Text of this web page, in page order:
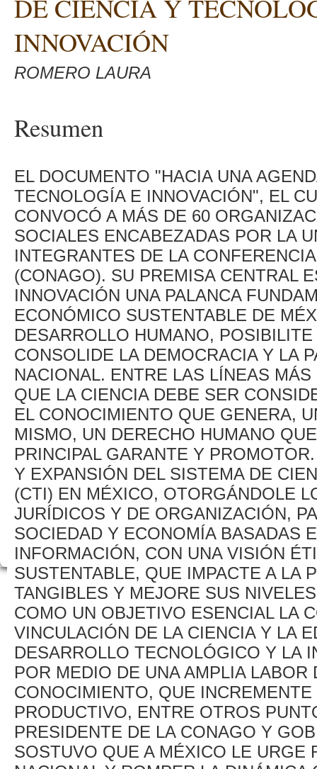
DE CIENCIA Y
INNOVACIÓN
ROMERO LAURA
Resumen
EL DOCUMENTO "HACIA UNA
TECNOLOGÍA E INNOVACIÓN", EL
CONVOCÓ A MÁS DE 60
SOCIALES ENCABEZADAS POR LA
INTEGRANTES DE LA
(CONAGO). SU PREMISA CENTRAL
INNOVACIÓN UNA PALANCA
ECONÓMICO SUSTENTABLE DE
DESARROLLO HUMANO,
CONSOLIDE LA DEMOCRACIA Y LA
NACIONAL. ENTRE LAS LÍNEAS
QUE LA CIENCIA DEBE SER
EL CONOCIMIENTO QUE GENERA,
MISMO, UN DERECHO HUMANO
PRINCIPAL GARANTE Y
Y EXPANSIÓN DEL SISTEMA DE
(CTI) EN MÉXICO, OTORGÁNDOLE
JURÍDICOS Y DE ORGANIZACIÓN,
SOCIEDAD Y ECONOMÍA BASADAS
INFORMACIÓN, CON UNA VISIÓN
SUSTENTABLE, QUE IMPACTE A LA
TANGIBLES Y MEJORE SUS
COMO UN OBJETIVO ESENCIAL LA
VINCULACIÓN DE LA CIENCIA Y LA
DESARROLLO TECNOLÓGICO Y LA
POR MEDIO DE UNA AMPLIA LABOR
CONOCIMIENTO, QUE
PRODUCTIVO, ENTRE OTROS
PRESIDENTE DE LA CONAGO Y
SOSTUVO QUE A MÉXICO LE URGE